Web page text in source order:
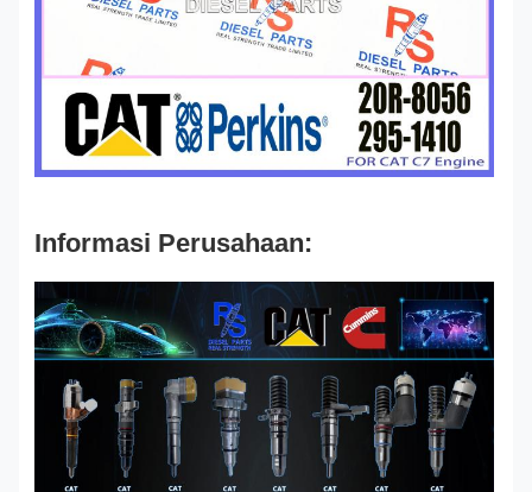
Informasi Perusahaan: